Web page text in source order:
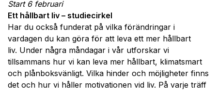
Start 6 februari
Ett hållbart liv – studiecirkel
Har du också funderat på vilka förändringar i
vardagen du kan göra för att leva ett mer hållbart
liv. Under några måndagar i vår utforskar vi
tillsammans hur vi kan leva mer hållbart, klimatsmart
och plånboksvänligt. Vilka hinder och möjligheter finns
det och hur vi håller motivationen vid liv. På varje träff